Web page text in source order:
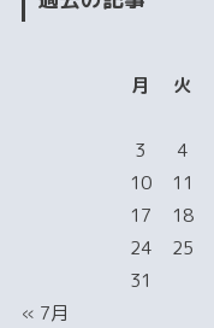
月
火
3
4
10
11
17
18
24
25
31
« 7月